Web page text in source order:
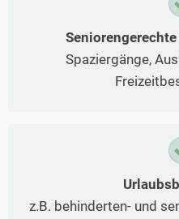
Spaziergänge,
z.B. behinderten- und